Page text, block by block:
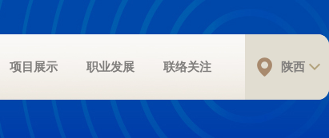
陕西
项目展示 职业发展 联络关注